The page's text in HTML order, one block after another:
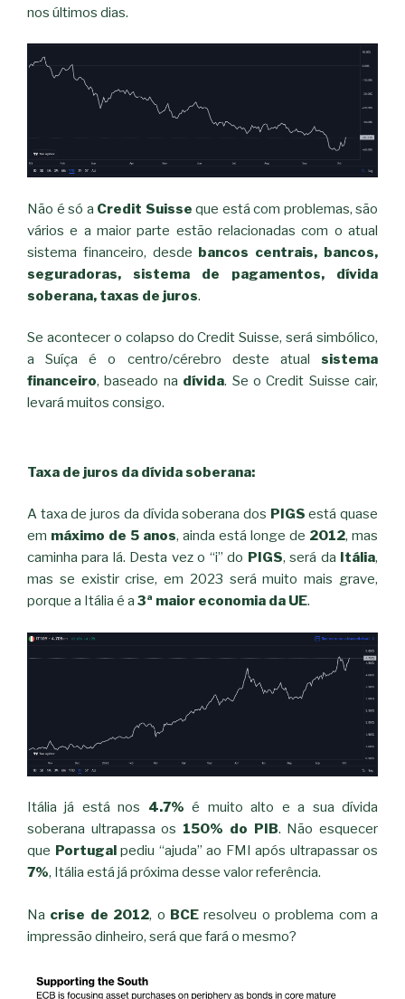
nos últimos dias.
Não é só a Credit Suisse que está com problemas, são
vários e a maior parte estão relacionadas com o atual
sistema financeiro, desde bancos centrais, bancos,
seguradoras, sistema de pagamentos, dívida
soberana, taxas de juros.
Se acontecer o colapso do Credit Suisse, será simbólico,
a Suíça é o centro/cérebro deste atual sistema
financeiro, baseado na dívida. Se o Credit Suisse cair,
levará muitos consigo.
Taxa de juros da dívida soberana:
A taxa de juros da dívida soberana dos PIGS está quase
em máximo de 5 anos, ainda está longe de 2012, mas
caminha para lá. Desta vez o “i” do PIGS, será da Itália,
mas se existir crise, em 2023 será muito mais grave,
porque a Itália é a 3ª maior economia da UE.
Itália já está nos 4.7% é muito alto e a sua dívida
soberana ultrapassa os 150% do PIB. Não esquecer
que Portugal pediu “ajuda” ao FMI após ultrapassar os
7%, Itália está já próxima desse valor referência.
Na crise de 2012, o BCEresolveu o problema com a
impressão dinheiro, será que fará o mesmo?